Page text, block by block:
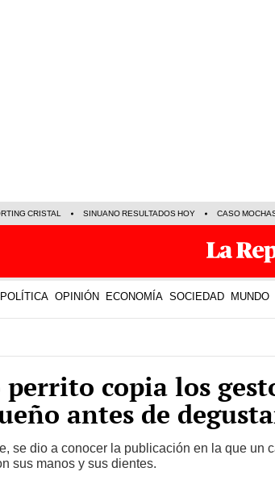
CRISTAL SINUANO RESULTADOS HOY CASO
POLÍTICA OPINIÓN ECONOMÍA SOCIEDAD MUNDO
copia los
antes de
se dio a conocer la publicación en la que un
sus manos y sus dientes.